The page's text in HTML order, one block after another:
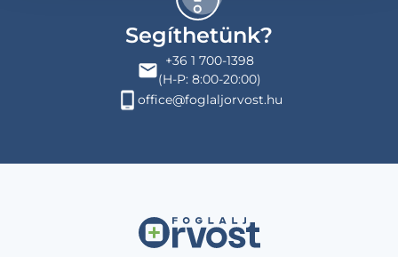
Segíthetünk?
+36 1 700-1398
(H-P: 8:00-20:00)
office@foglaljorvost.hu